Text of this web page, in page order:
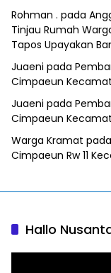
Rohman . pada
Tinjau Rumah
Tapos Upayakan
Juaeni pada
Cimpaeun
Juaeni pada
Cimpaeun
Warga Kramat pada
Cimpaeun Rw 11
Hallo